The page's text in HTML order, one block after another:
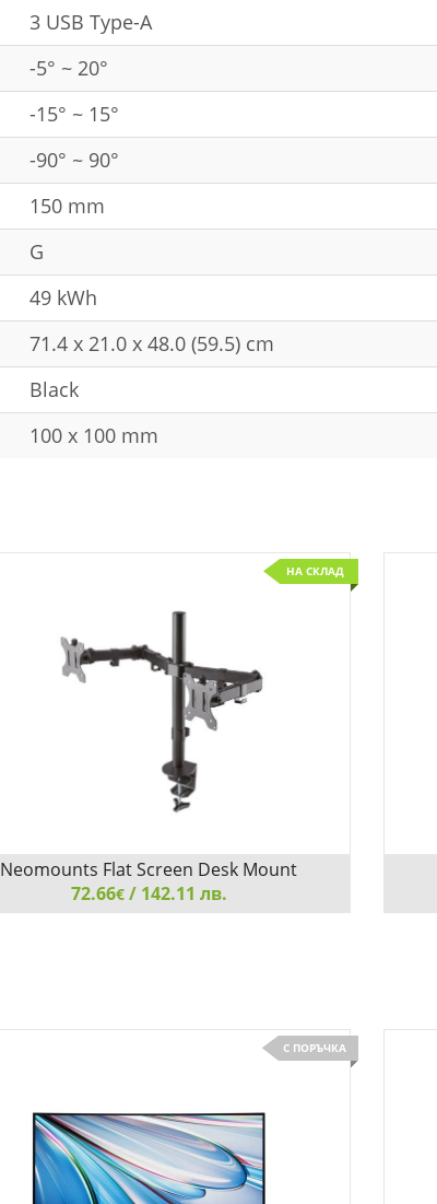
3 USB Type-A
-5° ~ 20°
-15° ~ 15°
-90° ~ 90°
150 mm
G
49 kWh
71.4 x 21.0 x 48.0 (59.5) cm
Black
100 x 100 mm
НА СКЛАД
Добави Сравни
Neomounts Flat Screen Desk Mount
(clamp/grommet) for 2 screens
72.66€/ 142.11 лв.
С ПОРЪЧКА